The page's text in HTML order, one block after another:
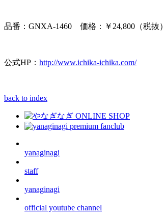
品番：GNXA-1460 価格：￥24,800（税抜）
公式HP： http://www.ichika-ichika.com/
back to index
yanaginagi
staff
yanaginagi
official youtube channel